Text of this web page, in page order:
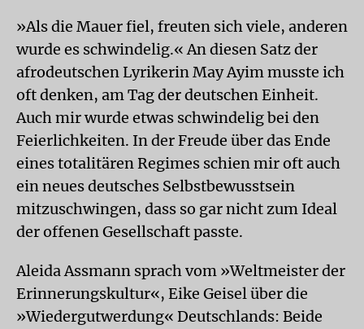
»Als die Mauer fiel, freuten sich viele, anderen
wurde es schwindelig.« An diesen Satz der
afrodeutschen Lyrikerin May Ayim musste ich
oft denken, am Tag der deutschen Einheit.
Auch mir wurde etwas schwindelig bei den
Feierlichkeiten. In der Freude über das Ende
eines totalitären Regimes schien mir oft auch
ein neues deutsches Selbstbewusstsein
mitzuschwingen, dass so gar nicht zum Ideal
der offenen Gesellschaft passte.
Aleida Assmann sprach vom »Weltmeister der
Erinnerungskultur«, Eike Geisel über die
»Wiedergutwerdung« Deutschlands: Beide